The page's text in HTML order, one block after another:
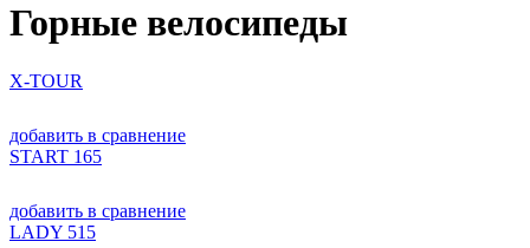
Горные велосипеды
X-TOUR
добавить в сравнение
START 165
добавить в сравнение
LADY 515